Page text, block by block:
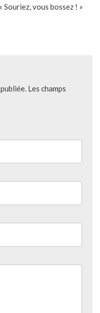
vous bossez ! »
Les champs